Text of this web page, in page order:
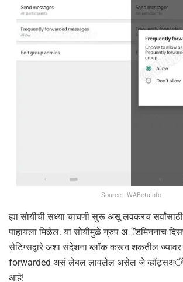
Source : WABetaInfo
ह्या सोयीची सध्या चाचणी सुरू असू लवकरच
पाहायला मिळेल. या सोयीमुळे ग्रुप अॅडमिननाच
सेटिंग्सद्वारे अशा संदेशना ब्लॉक करून शकतील
forwarded असं लेबल लावलेल असेल जे व्हॉट्सअॅप
आहे!